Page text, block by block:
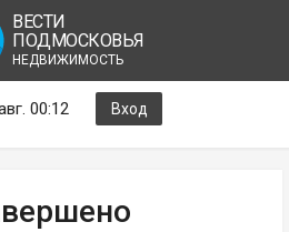
ВЕСТИ
ПОДМОСКОВЬЯ
НЕДВИЖИМОСТЬ
00:12 Вход